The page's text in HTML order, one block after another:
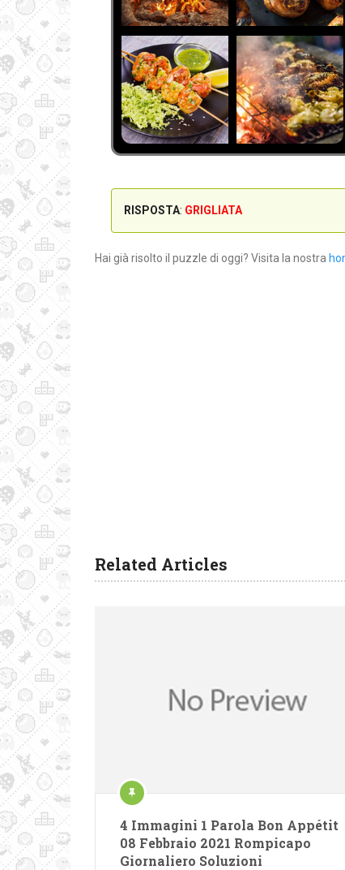
RISPOSTA: GRIGLIATA
Hai già risolto il puzzle di oggi? Visita la nostra
Related Articles
4 Immagini 1 Parola Bon Appétit
08 Febbraio 2021 Rompicapo
Giornaliero Soluzioni